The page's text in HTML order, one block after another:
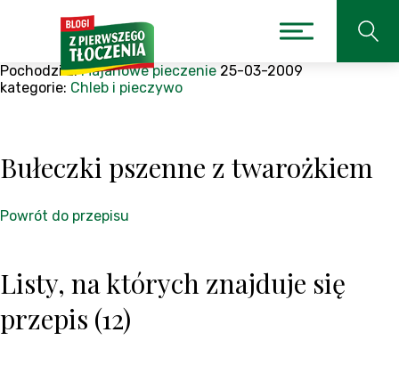
Pochodzi z:Majanowe pieczenie 25-03-2009
kategorie: Chleb i pieczywo
Bułeczki pszenne z twarożkiem
Powrót do przepisu
Listy, na których znajduje się
przepis (12)